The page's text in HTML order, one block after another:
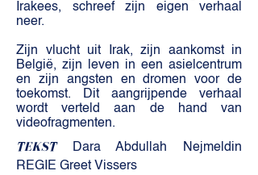
TEKSTDara Abdullah Nejmeldin
REGIE Greet Vissers
Irakees, schreef zijn eigen verhaal
neer.
Zijn vlucht uit Irak, zijn aankomst in
België, zijn leven in een asielcentrum
en zijn angsten en dromen voor de
toekomst. Dit aangrijpende verhaal
wordt verteld aan de hand van
videofragmenten.